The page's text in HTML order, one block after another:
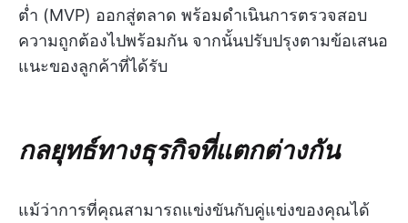
ต่ำ (MVP) ออกสู่ตลาด พร้อมดำเนินการตรวจสอบ
ความถูกต้องไปพร้อมกัน จากนั้นปรับปรุงตามข้อเสนอ
แนะของลูกค้าที่ได้รับ
กลยุทธ์ทางธุรกิจที่แตกต่างกัน
แม้ว่าการที่คุณสามารถแข่งขันกับคู่แข่งของคุณได้